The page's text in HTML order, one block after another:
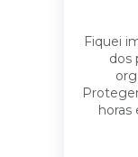
Fiquei
dos
horas